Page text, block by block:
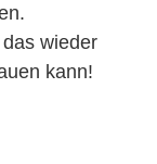
wieder
kann!